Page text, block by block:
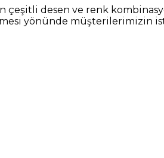
çeşitli desen ve renk
yönünde müşterilerimizin